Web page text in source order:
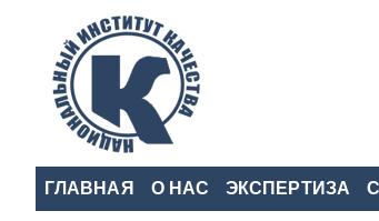
ГЛАВНАЯ О НАС ЭКСПЕРТИЗА